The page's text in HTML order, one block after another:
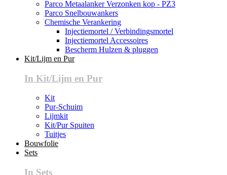
Parco Metaalanker Verzonken kop - PZ3
Parco Snelbouwankers
Chemische Verankering
Injectiemortel / Verbindingsmortel
Injectiemortel Accessoires
Bescherm Hulzen & pluggen
Kit/Lijm en Pur
In Kit/Lijm en Pur
Kit
Pur-Schuim
Lijmkit
Kit/Pur Spuiten
Tuitjes
Bouwfolie
Sets
In Sets